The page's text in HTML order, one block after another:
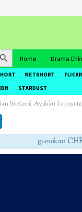
Button
Home Drama
NETSHORT
IDN STARDUST
Si Kecil Ayahku
gunakan